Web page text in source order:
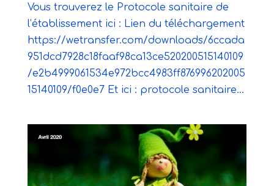
Vous trouverez le Protocole sanitaire de
l’établissement ici : Lien du téléchargement
https://wetransfer.com/downloads/6ccada
951dcd7928c18faaf98ca13ce520200515140109
/e2b4999061534e972bcc4983ff876996202005
15140109/f0e0e7 Et ici : protocole sanitaire...